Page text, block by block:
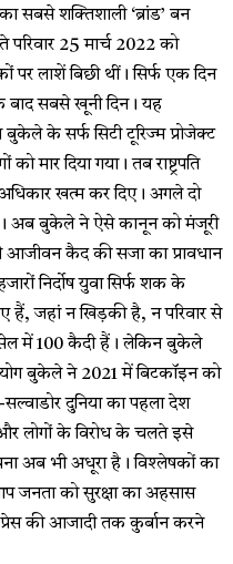
सबसे शक्तिशाली ‘ब्रांड’ बन
25 मार्च 2022 को
लाशें बिछी थीं। सिर्फ एक दिन
बाद सबसे खूनी दिन। यह
बुकेले के सर्फ सिटी टूरिज्म प्रोजेक्ट
मार दिया गया। तब राष्ट्रपति
खत्म कर दिए। अगले दो
अब बुकेले ने ऐसे कानून को मंजूरी
कैद की सजा का प्रावधान
निर्दोष युवा सिर्फ शक के
हैं, जहां न खिड़की है, न परिवार से
सेल में 100 कैदी हैं। लेकिन बुकेले
बुकेले ने 2021 में बिटकॉइन को
दुनिया का पहला देश
लोगों के विरोध के चलते इसे
अब भी अधूरा है। विश्लेषकों का
जनता को सुरक्षा का अहसास
की आजादी तक कुर्बान करने